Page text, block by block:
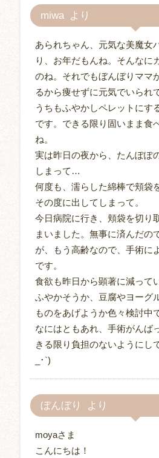
miwa
あられちゃん、元気な美魔女
り、お年だもんね。そんなに
のね。それでもぼんぼりママ
るから痩せずに元気でいられ
うちもふやかしペレットにす
です。できる限り固いまま食
ね。
実は昨日の夜から、たんぽぽ
しまって…
何度も、濡らした綿棒で頬袋
その度に出してしまって。
今日病院に行き、頬袋を切り
まいました。無事に済んだの
が、もう高齢なので、手術に
です。
食欲も昨日から顕著に減って
ふやかそうか、豆腐やヨーグ
ものをあげようか色々検討中
なにはともあれ、手術がんば
きる限り負担のないようにし
_･`)
ぼんぼり
moyaさま
こんにちは！